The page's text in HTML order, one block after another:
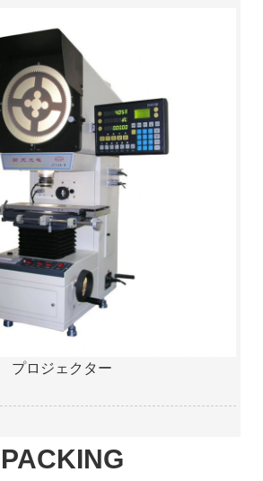
プロジェクター
PACKING